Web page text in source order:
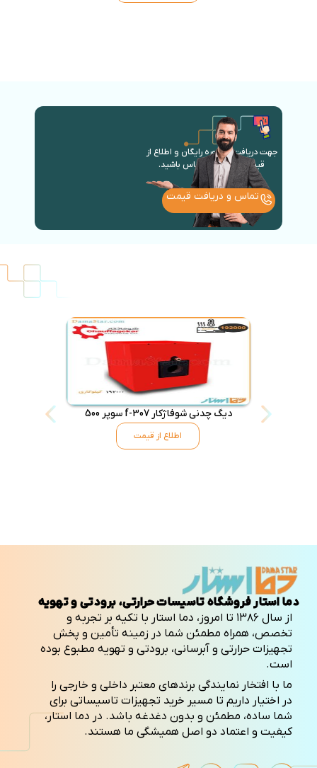
جهت دریافت مشاوره رایگان و اطلاع از
قیمت روز با ما در تماس باشید.
تماس و دریافت قیمت
دیگ چدنی شوفاژکار f-307 سوپر 500
اطلاع از قیمت
دما استار فروشگاه تاسیسات حرارتی، برودتی و تهویه
از سال ۱۳۸۶ تا امروز، دما استار با تکیه بر تجربه و
تخصص، همراه مطمئن شما در زمینه تأمین و پخش
تجهیزات حرارتی و آبرسانی، برودتی و تهویه مطبوع بوده
است.
ما با افتخار نمایندگی برندهای معتبر داخلی و خارجی را
در اختیار داریم تا مسیر خرید تجهیزات تاسیساتی برای
شما ساده، مطمئن و بدون دغدغه باشد. در دما استار،
کیفیت و اعتماد دو اصل همیشگی ما هستند.